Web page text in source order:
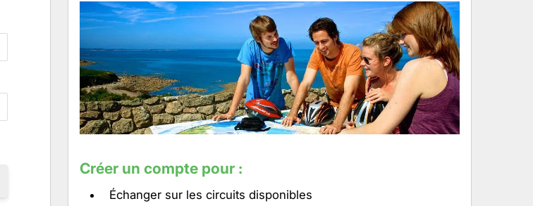
Créer un compte pour :
Échanger sur les circuits disponibles